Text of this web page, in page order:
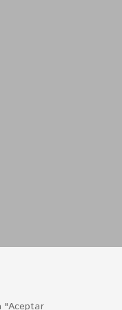
"Aceptar